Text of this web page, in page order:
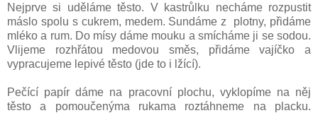
Nejprve si uděláme těsto. V kastrůlku necháme rozpustit
máslo spolu s cukrem, medem. Sundáme z plotny, přidáme
mléko a rum. Do mísy dáme mouku a smícháme ji se sodou.
Vlijeme rozhřátou medovou směs, přidáme vajíčko a
vypracujeme lepivé těsto (jde to i lžící).
Pečící papír dáme na pracovní plochu, vyklopíme na něj
těsto a pomoučenýma rukama roztáhneme na placku.